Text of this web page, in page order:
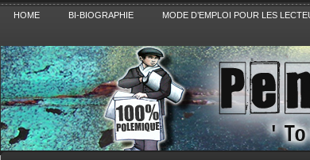
HOME BI-BIOGRAPHIE MODE D’EMPLOI POUR LES